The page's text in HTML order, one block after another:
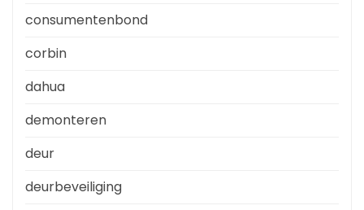
consumentenbond
corbin
dahua
demonteren
deur
deurbeveiliging